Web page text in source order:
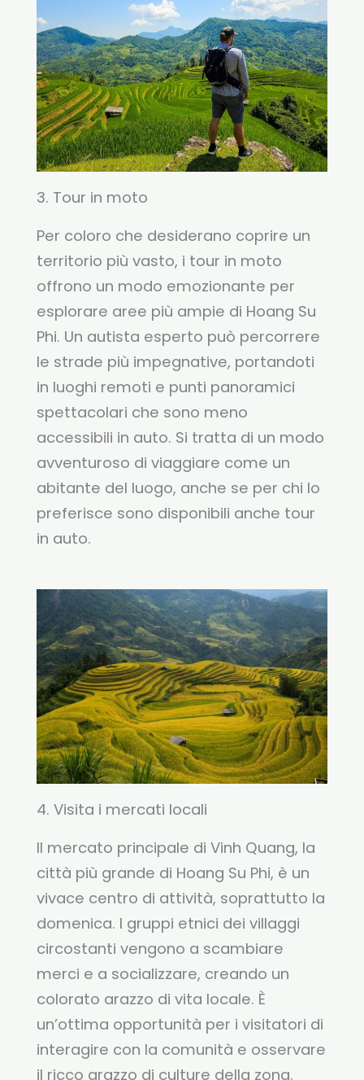
3. Tour in moto
Per coloro che desiderano coprire un
territorio più vasto, i tour in moto
offrono un modo emozionante per
esplorare aree più ampie di Hoang Su
Phi. Un autista esperto può percorrere
le strade più impegnative, portandoti
in luoghi remoti e punti panoramici
spettacolari che sono meno
accessibili in auto. Si tratta di un modo
avventuroso di viaggiare come un
abitante del luogo, anche se per chi lo
preferisce sono disponibili anche tour
in auto.
4. Visita i mercati locali
Il mercato principale di Vinh Quang, la
città più grande di Hoang Su Phi, è un
vivace centro di attività, soprattutto la
domenica. I gruppi etnici dei villaggi
circostanti vengono a scambiare
merci e a socializzare, creando un
colorato arazzo di vita locale. È
un’ottima opportunità per i visitatori di
interagire con la comunità e osservare
il ricco arazzo di culture della zona.